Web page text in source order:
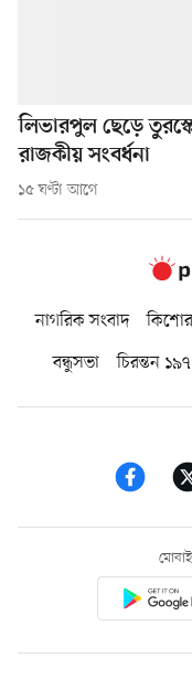
লিভারপুল ছেড়ে
রাজকীয় সংবর্ধনা
১৫ ঘণ্টা আগে
নাগরিক সংবাদ
বন্ধুসভা
চিরন্তন